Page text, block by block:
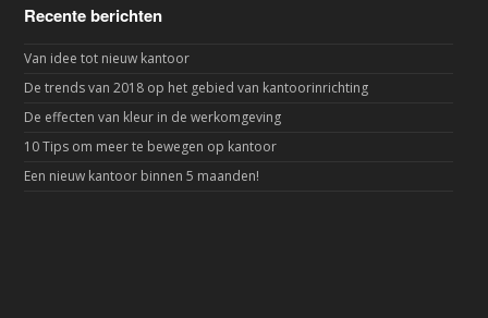
Recente berichten
Van idee tot nieuw kantoor
De trends van 2018 op het gebied van kantoorinrichting
De effecten van kleur in de werkomgeving
10 Tips om meer te bewegen op kantoor
Een nieuw kantoor binnen 5 maanden!